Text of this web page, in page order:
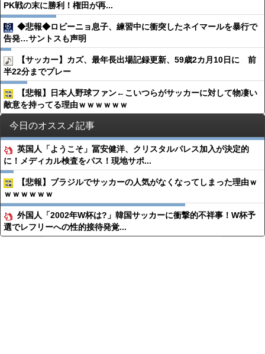
PK戦の末に勝利！権田が再...
◆悲報◆ロビーニョ息子、練習中に衝突したネイマールを暴行で
告発…サントスも声明
【サッカー】カズ、最年長出場記録更新、59歳2カ月10日に 前
半22分までプレー
【悲報】日本人野球ファン←こいつらがサッカーに対して物凄い
敵意を持ってる理由ｗｗｗｗｗｗ
今日のオススメ記事
英国人「ようこそ」冨安健洋、クリスタルパレス加入が決定的
に！メディカル検査をパス！現地サポ...
【悲報】ブラジルでサッカーの人気がなくなってしまった理由ｗ
ｗｗｗｗｗｗ
外国人「2002年W杯は?」韓国サッカーに衝撃的不祥事！W杯予
選でレフリーへの性的接待発覚...